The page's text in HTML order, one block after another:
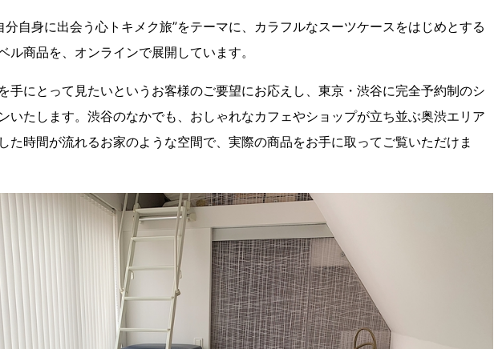
分自身に出会う心トキメク旅”をテーマに、カラフルなスーツケースをはじめとする
ル商品を、オンラインで展開しています。
手にとって見たいというお客様のご要望にお応えし、東京・渋谷に完全予約制のシ
いたします。渋谷のなかでも、おしゃれなカフェやショップが立ち並ぶ奥渋エリア
た時間が流れるお家のような空間で、実際の商品をお手に取ってご覧いただけま